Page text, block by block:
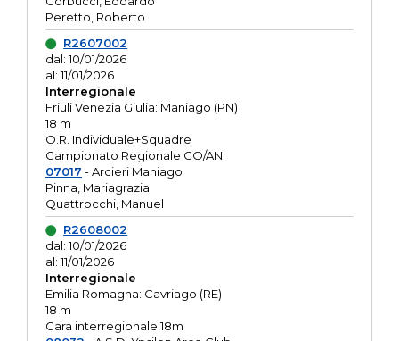
Peretto, Roberto
R2607002
dal: 10/01/2026
al: 11/01/2026
Interregionale
Friuli Venezia Giulia: Maniago (PN)
18 m
O.R. Individuale+Squadre
Campionato Regionale CO/AN
07017 - Arcieri Maniago
Pinna, Mariagrazia
Quattrocchi, Manuel
R2608002
dal: 10/01/2026
al: 11/01/2026
Interregionale
Emilia Romagna: Cavriago (RE)
18 m
Gara interregionale 18m